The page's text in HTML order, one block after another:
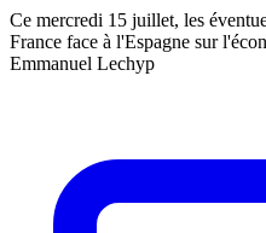
Ce mercredi 15 juillet, les
France face à l'Espagne sur
Emmanuel Lechyp